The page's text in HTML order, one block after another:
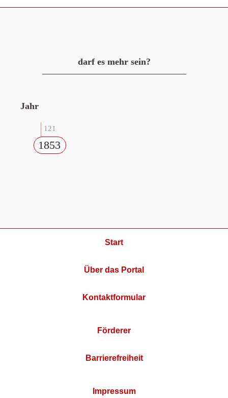
darf es mehr sein?
Jahr
121
1853
Start
Über das Portal
Kontaktformular
Förderer
Barrierefreiheit
Impressum